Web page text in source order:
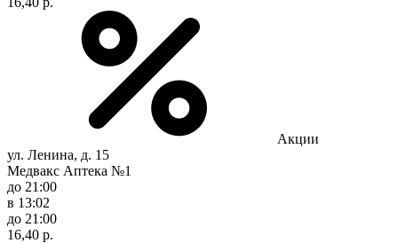
Акции
ул. Ленина, д. 15
Медвакс Аптека №1
до 21:00
в 13:02
до 21:00
16,40 р.